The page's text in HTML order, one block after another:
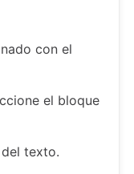
con el
el bloque
texto.